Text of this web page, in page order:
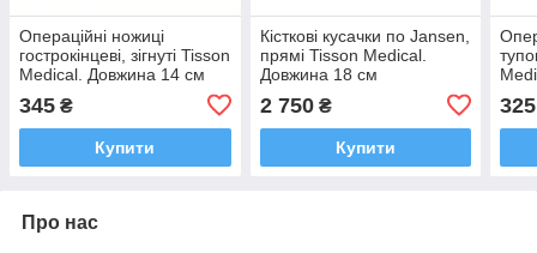
Операційні ножиці
гострокінцеві, зігнуті Tisson
Medical. Довжина 14 см
345 ₴
Купити
Кісткові кусачки по Jansen,
прямі Tisson Medical.
Довжина 18 см
2 750₴
Купити
325
Про нас